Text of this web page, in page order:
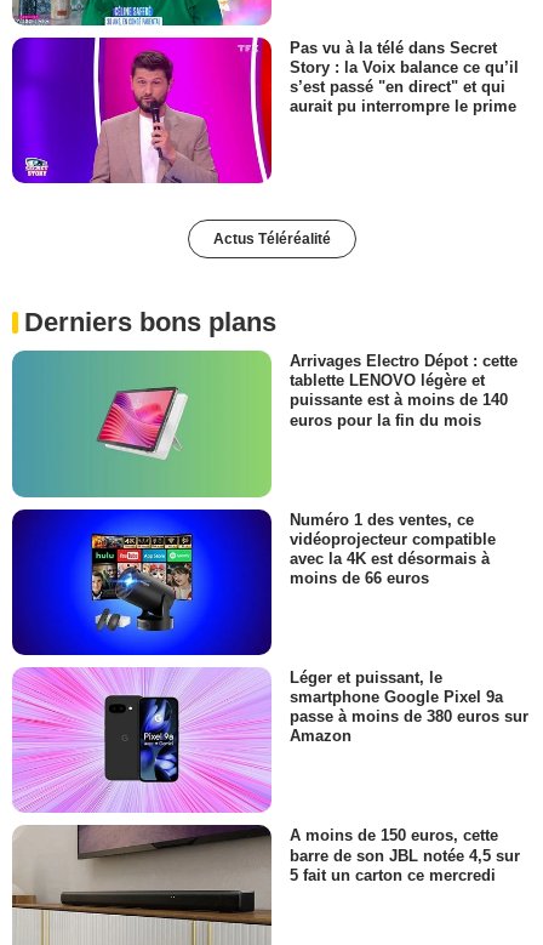
Pas vu à la télé dans Secret
Story : la Voix balance ce qu’il
s’est passé "en direct" et qui
aurait pu interrompre le prime
Actus Téléréalité
Derniers bons plans
Arrivages Electro Dépot : cette
tablette LENOVO légère et
puissante est à moins de 140
euros pour la fin du mois
Numéro 1 des ventes, ce
vidéoprojecteur compatible
avec la 4K est désormais à
moins de 66 euros
Léger et puissant, le
smartphone Google Pixel 9a
passe à moins de 380 euros sur
Amazon
A moins de 150 euros, cette
barre de son JBL notée 4,5 sur
5 fait un carton ce mercredi